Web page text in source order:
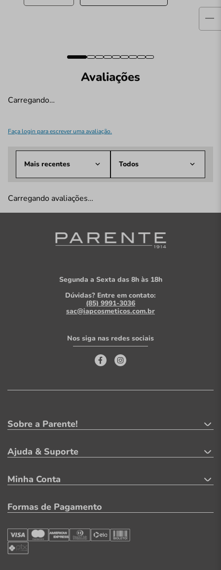
Avaliações
Carregando…
Faça login para escrever uma avaliação.
Mais recentes Todos
Carregando avaliações…
Segunda a Sexta das 8h às 18h
Dúvidas? Entre em contato:
(85) 9991-3036
sac@iapcosmeticos.com.br
Nos siga nas redes sociais
Sobre a Parente!
Ajuda & Suporte
Minha Conta
Formas de Pagamento